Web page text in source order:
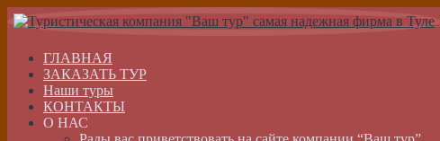
ГЛАВНАЯ
ЗАКАЗАТЬ ТУР
Наши туры
КОНТАКТЫ
О НАС